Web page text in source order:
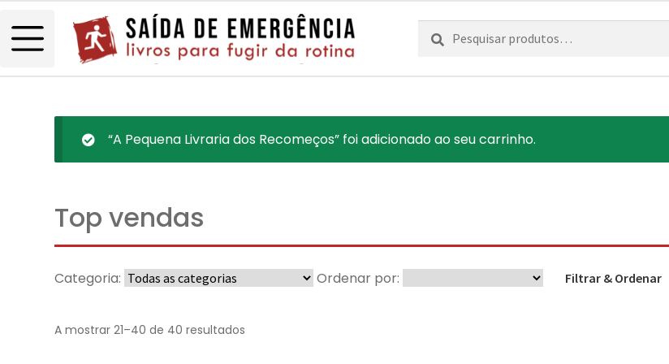
Pesquisar
por:
Pesquisa
“A Pequena Livraria dos Recomeços” foi adicionado ao seu carrinho.
Top vendas
Categoria: Ordenar por: Filtrar & Ordenar
A mostrar 21–40 de 40 resultados